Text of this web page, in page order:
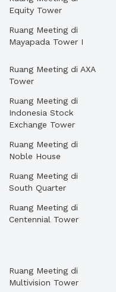
Equity Tower
Ruang Meeting di
Mayapada Tower I
Ruang Meeting di AXA
Tower
Ruang Meeting di
Indonesia Stock
Exchange Tower
Ruang Meeting di
Noble House
Ruang Meeting di
South Quarter
Ruang Meeting di
Centennial Tower
Ruang Meeting di
Multivision Tower